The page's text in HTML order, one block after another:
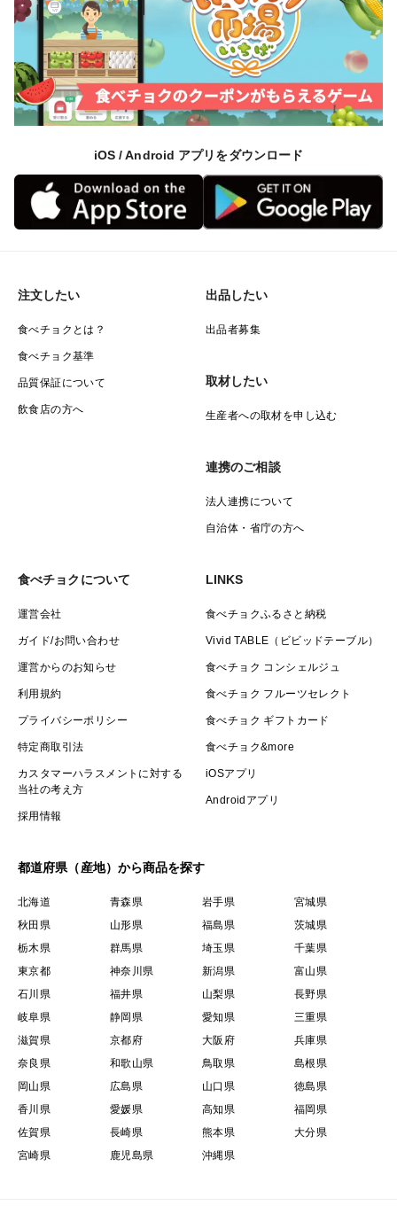
iOS / Android アプリをダウンロード
注文したい
食べチョクとは？
食べチョク基準
品質保証について
飲食店の方へ
出品したい
出品者募集
取材したい
生産者への取材を申し込む
連携のご相談
法人連携について
自治体・省庁の方へ
食べチョクについて
運営会社
ガイド/お問い合わせ
運営からのお知らせ
利用規約
プライバシーポリシー
特定商取引法
カスタマーハラスメントに対する
当社の考え方
採用情報
LINKS
食べチョクふるさと納税
Vivid TABLE（ビビッドテーブル）
食べチョク コンシェルジュ
食べチョク フルーツセレクト
食べチョク ギフトカード
食べチョク&more
iOSアプリ
Androidアプリ
都道府県（産地）から商品を探す
北海道 青森県 岩手県
宮城県
秋田県
山形県 福島県
茨城県
栃木県
群馬県 埼玉県
千葉県
東京都
神奈川県 新潟県
富山県
石川県
福井県 山梨県
長野県
岐阜県
静岡県 愛知県
三重県
滋賀県
京都府 大阪府
兵庫県
奈良県
和歌山県 鳥取県
島根県
岡山県
広島県 山口県
徳島県
香川県
愛媛県 高知県
福岡県
佐賀県
長崎県 熊本県
大分県
宮崎県
鹿児島県 沖縄県